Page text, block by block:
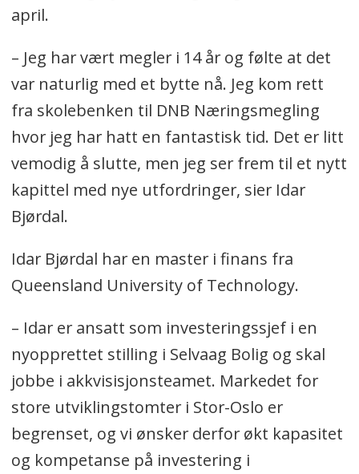
april.
– Jeg har vært megler i 14 år og følte at det
var naturlig med et bytte nå. Jeg kom rett
fra skolebenken til DNB Næringsmegling
hvor jeg har hatt en fantastisk tid. Det er litt
vemodig å slutte, men jeg ser frem til et nytt
kapittel med nye utfordringer, sier Idar
Bjørdal.
Idar Bjørdal har en master i finans fra
Queensland University of Technology.
– Idar er ansatt som investeringssjef i en
nyopprettet stilling i Selvaag Bolig og skal
jobbe i akkvisisjonsteamet. Markedet for
store utviklingstomter i Stor-Oslo er
begrenset, og vi ønsker derfor økt kapasitet
og kompetanse på investering i